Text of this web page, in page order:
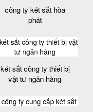
công ty két sắt hòa
phát
két sắt công ty thiết bị
vật tư ngân hàng